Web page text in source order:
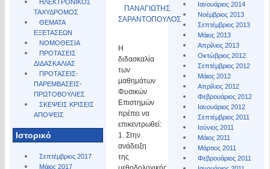
ΗΛΕΚΤΡΟΝΙΚΟΣ
ΤΑΧΥΔΡΟΜΟΣ
ΘΕΜΑΤΑ
ΕΞΕΤΑΣΕΩΝ
ΝΟΜΟΘΕΣΙΑ
ΠΡΟΤΑΣΕΙΣ
ΔΙΔΑΣΚΑΛΙΑΣ
ΠΡΟΤΑΣΕΙΣ-
ΠΑΡΕΜΒΑΣΕΙΣ-
ΠΡΩΤΟΒΟΥΛΙΕΣ
ΣΚΕΨΕΙΣ ΚΡΙΣΕΙΣ
ΑΠΟΨΕΙΣ
Ιστορικό
Σεπτέμβριος 2017
Μάιος 2017
Ιανουάριος 2014
Νοέμβριος 2013
Σεπτέμβριος 2013
Μάιος 2013
Απρίλιος 2013
Οκτώβριος 2012
Σεπτέμβριος 2012
Μάιος 2012
Απρίλιος 2012
Φεβρουάριος 2012
Ιανουάριος 2012
Σεπτέμβριος 2011
Ιούνιος 2011
Μάιος 2011
Μάρτιος 2011
Φεβρουάριος 2011
ΠΑΝΑΓΙΩΤΗΣ
ΣΑΡΑΝΤΟΠΟΥΛΟΣ
Η
διδασκαλία
των
μαθημάτων
Φυσικών
Επιστημών
πρέπει να
επικεντρωθεί:
1. Στην
ανάδειξη
της